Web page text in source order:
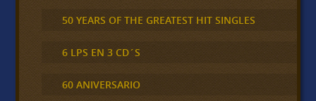
50 YEARS OF THE GREATEST HIT SINGLES
6 LPS EN 3 CD´S
60 ANIVERSARIO